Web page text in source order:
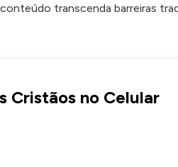
transcenda barreiras
Cristãos no Celular